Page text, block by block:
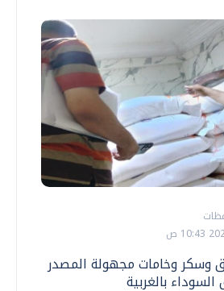
دقيق وسكر وخامات مجهولة المصدر
بالغربية